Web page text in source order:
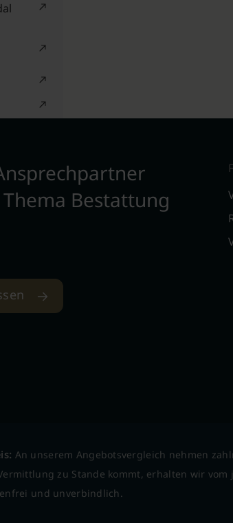
Bestattung
An unserem Angebotsvergleich nehmen
zu Stande kommt, erhalten wir
und unverbindlich.